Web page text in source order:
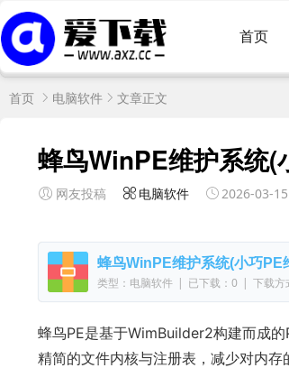
首页
首页 电脑软件 文章正文
蜂鸟WinPE维护系统
网友投稿 电脑软件 2026-03-15
蜂鸟WinPE维护系统(小巧PE
类型：电脑软件 | 已下载：0 | 下载方
蜂鸟PE是基于WimBuilder2构建而成的
精简的文件内核与注册表，减少对内存